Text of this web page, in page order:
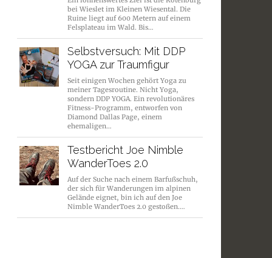
bei Wieslet im Kleinen Wiesental. Die
Ruine liegt auf 600 Metern auf einem
Felsplateau im Wald. Bis…
Selbstversuch: Mit DDP
YOGA zur Traumfigur
Seit einigen Wochen gehört Yoga zu
meiner Tagesroutine. Nicht Yoga,
sondern DDP YOGA. Ein revolutionäres
Fitness-Programm, entworfen von
Diamond Dallas Page, einem
ehemaligen…
Testbericht Joe Nimble
WanderToes 2.0
Auf der Suche nach einem Barfußschuh,
der sich für Wanderungen im alpinen
Gelände eignet, bin ich auf den Joe
Nimble WanderToes 2.0 gestoßen.…